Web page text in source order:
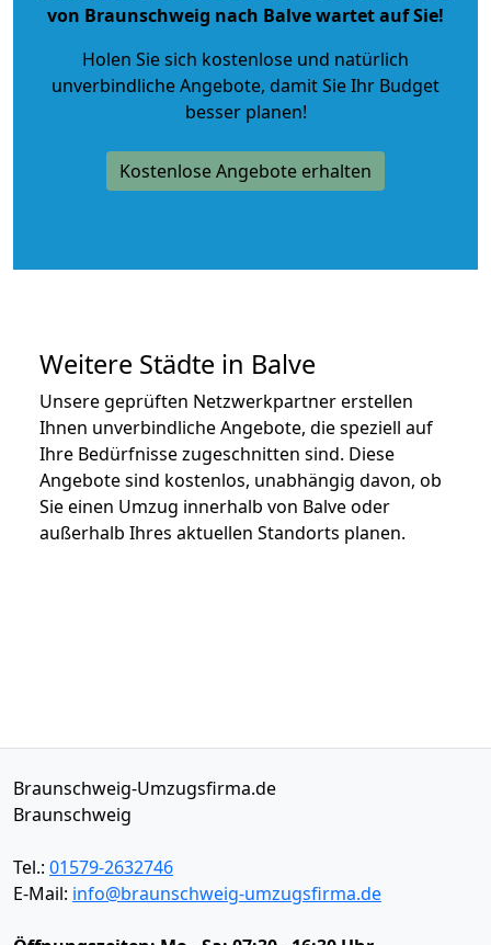
von Braunschweig nach Balve wartet auf Sie!
Holen Sie sich kostenlose und natürlich
unverbindliche Angebote, damit Sie Ihr Budget
besser planen!
Kostenlose Angebote erhalten
Weitere Städte in Balve
Unsere geprüften Netzwerkpartner erstellen
Ihnen unverbindliche Angebote, die speziell auf
Ihre Bedürfnisse zugeschnitten sind. Diese
Angebote sind kostenlos, unabhängig davon, ob
Sie einen Umzug innerhalb von Balve oder
außerhalb Ihres aktuellen Standorts planen.
Braunschweig-Umzugsfirma.de
Braunschweig
Tel.: 01579-2632746
E-Mail: info@braunschweig-umzugsfirma.de